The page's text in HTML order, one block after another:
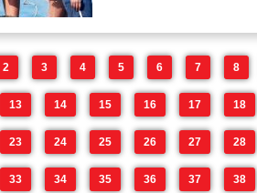
2 3 4 5 6 7 8
13 14 15 16 17 18
23 24 25 26 27 28
33 34 35 36 37 38